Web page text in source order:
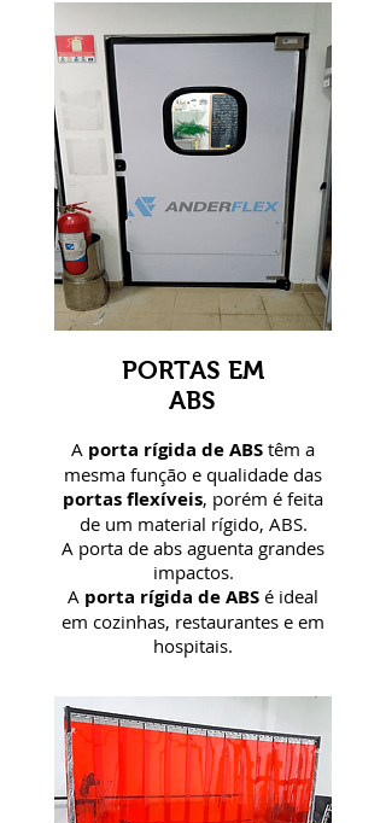
PORTAS EM
ABS
A porta rígida de ABS têm a
mesma função e qualidade das
portas flexíveis, porém é feita
de um material rígido, ABS.
A porta de abs aguenta grandes
impactos.
A porta rígida de ABS é ideal
em cozinhas, restaurantes e em
hospitais.